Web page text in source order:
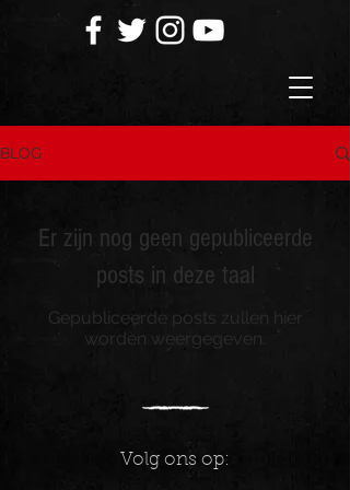
BLOG
Er zijn nog geen gepubliceerde
posts in deze taal
Gepubliceerde posts zullen hier
worden weergegeven.
Volg ons op: